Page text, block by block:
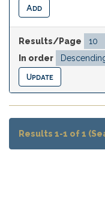
Results/Page
In order
Results 1-1 of 1